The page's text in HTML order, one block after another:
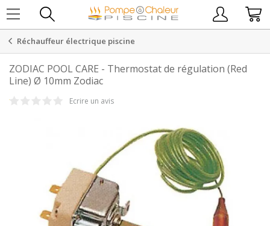
Réchauffeur électrique piscine
ZODIAC POOL CARE - Thermostat de régulation (Red
Line) Ø 10mm Zodiac
Ecrire un avis